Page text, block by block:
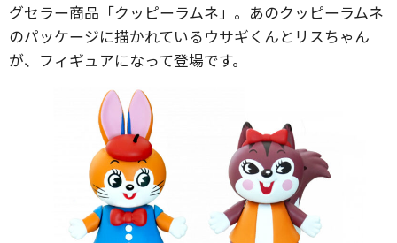
グセラー商品「クッピーラムネ」。あのクッピーラムネ
のパッケージに描かれているウサギくんとリスちゃん
が、フィギュアになって登場です。